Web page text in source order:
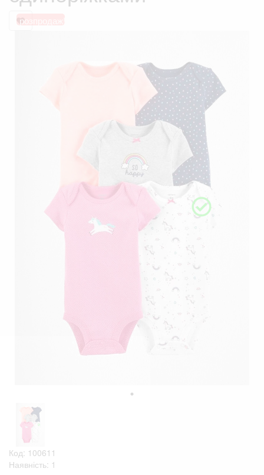
розпродаж!
Код: 100611
Наявність: 1